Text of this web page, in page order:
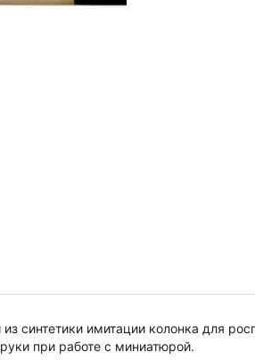
синтетики имитации колонка для
при работе с миниатюрой.